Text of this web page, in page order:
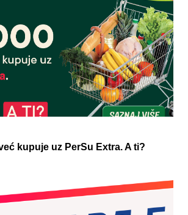
kupuje uz PerSu Extra. A ti?